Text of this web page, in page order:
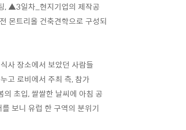
, ▲3일차_현지기업의 제작공
몬트리올 건축견학으로 구성되
사 장소에서 보았던 사람들
고 로비에서 주최 측, 참가
초입, 쌀쌀한 날씨에 아침 공
보니 유럽 한 구역의 분위기